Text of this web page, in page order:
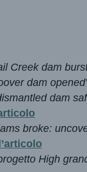
Creek dam
dam
dam
broke:
High